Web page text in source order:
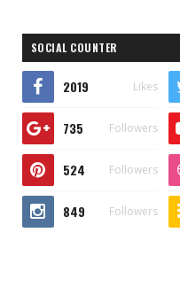
SOCIAL COUNTER
2019 Likes
735 Followers
524 Followers
849 Followers